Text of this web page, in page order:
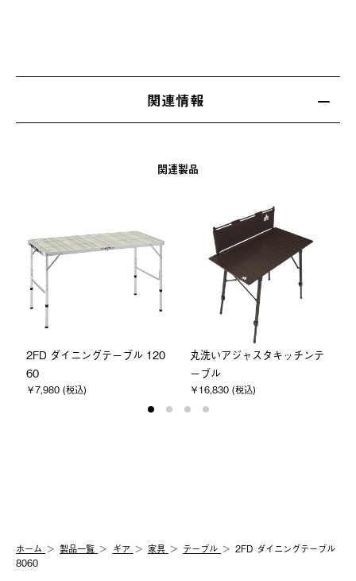
関連情報
関連製品
2FD ダイニングテーブル 120
60
￥7,980 (税込)
丸洗いアジャスタキッチンテ
ーブル
￥16,830 (税込)
ホーム 製品⼀覧 ギア 家具 テーブル
2FD ダイニングテーブル
8060